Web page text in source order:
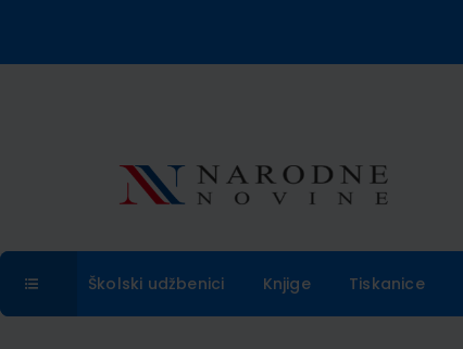
Školski udžbenici Knjige Tiskanice